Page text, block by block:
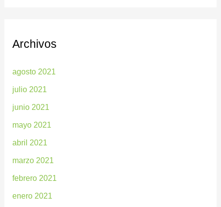
Archivos
agosto 2021
julio 2021
junio 2021
mayo 2021
abril 2021
marzo 2021
febrero 2021
enero 2021